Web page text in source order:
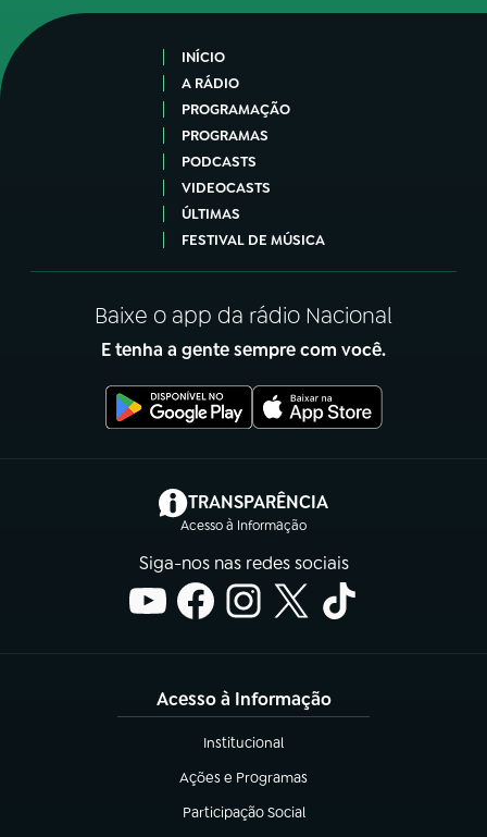
INÍCIO
A RÁDIO
PROGRAMAÇÃO
PROGRAMAS
PODCASTS
VIDEOCASTS
ÚLTIMAS
FESTIVAL DE MÚSICA
Baixe o app da rádio Nacional
E tenha a gente sempre com você.
TRANSPARÊNCIA
Acesso à Informação
(abre em nova aba)
Siga-nos nas redes sociais
Acesso à Informação
Institucional
(abre em nova aba)
Ações e Programas
(abre em nova aba)
Participação Social
(abre em nova aba)